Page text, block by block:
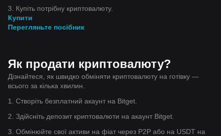
3. Купіть потрібну криптовалюту.
Купити
Перегляньте посібник
Як продати криптовалюту?
Дізнайтеся, як швидко обміняти криптовалюту на готівку —
всього за кілька хвилин.
1. Створіть безплатний акаунт на Bitget.
2. Здійсніть депозит криптовалюти на акаунт Bitget.
3. Обмінюйте свої активи на фіат через P2P або на USDT на